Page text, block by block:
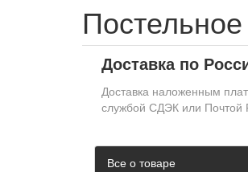
Доставка по
Доставка наложенным
службой СДЭК или Почтой
Все о товаре